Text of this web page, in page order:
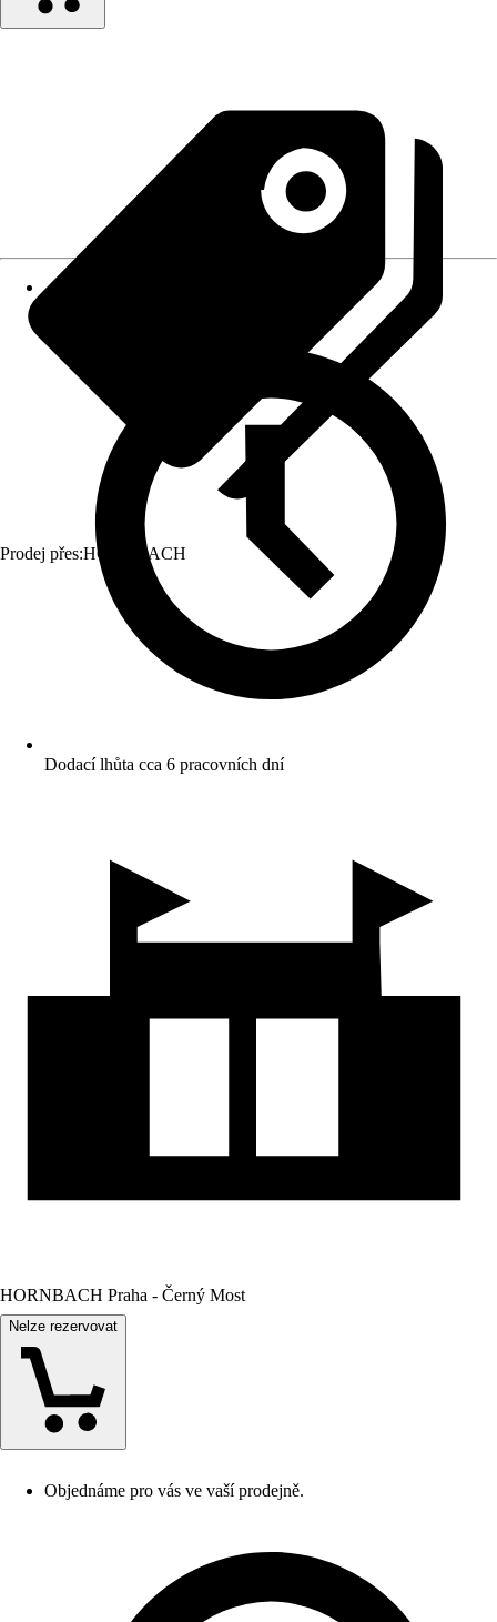
Prodej přes:HORNBACH
Dodací lhůta cca 6 pracovních dní
HORNBACH Praha - Černý Most
Nelze rezervovat
Objednáme pro vás ve vaší prodejně.